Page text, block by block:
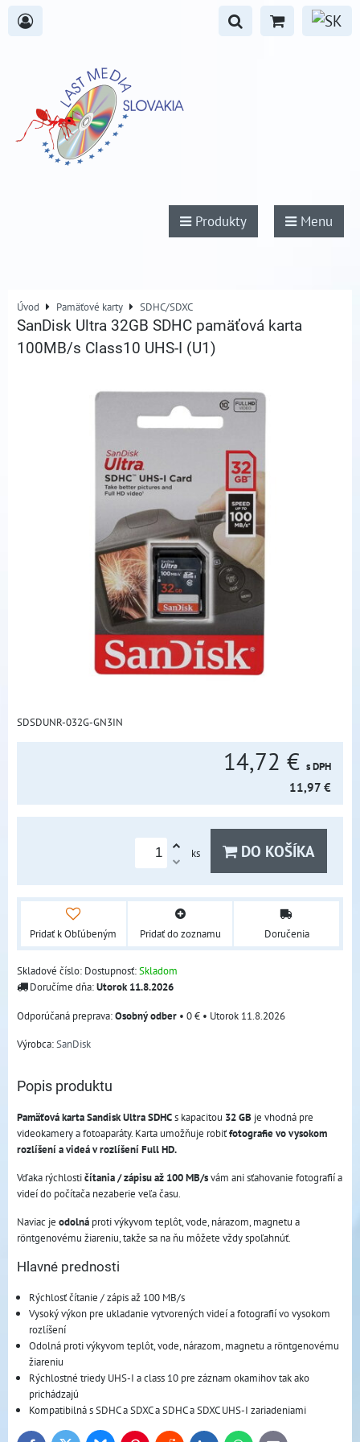
Produkty Menu
Úvod Pamäťové karty SDHC/SDXC
SanDisk Ultra 32GB SDHC pamäťová karta
100MB/s Class10 UHS-I (U1)
SDSDUNR-032G-GN3IN
14,72 € s DPH
11,97 €
ks DO KOŠÍKA
Pridať k Obľúbeným Pridať do zoznamu Doručenia
Skladové číslo: Dostupnosť:Skladom
Doručíme dňa:Utorok11.8.2026
Osobný odber • 0 € • Utorok 11.8.2026
Výrobca:SanDisk
Popis produktu
Pamäťová karta Sandisk Ultra SDHCs kapacitou 32 GB je vhodná pre
videokamery a fotoaparáty. Karta umožňuje robiťfotografie vo vysokom
rozlíšení a videá v rozlíšení Full HD.
Vďaka rýchlostičítania / zápisu až 100 MB/svám ani sťahovanie fotografií a
videí do počítača nezaberie veľa času.
Naviac je odolná proti výkyvom teplôt, vode, nárazom, magnetu a
röntgenovému žiareniu, takže sa na ňu môžete vždy spoľahnúť.
Hlavné prednosti
Rýchlosť čítanie / zápis až 100 MB/s
Vysoký výkon pre ukladanie vytvorených videí a fotografií vo vysokom
rozlíšení
Odolná proti výkyvom teplôt, vode, nárazom, magnetu a röntgenovému
žiareniu
Rýchlostné triedy UHS-I a class 10 pre záznam okamihov tak ako
prichádzajú
Kompatibilná s SDHC a SDXC a SDHC a SDXC UHS-I zariadeniami